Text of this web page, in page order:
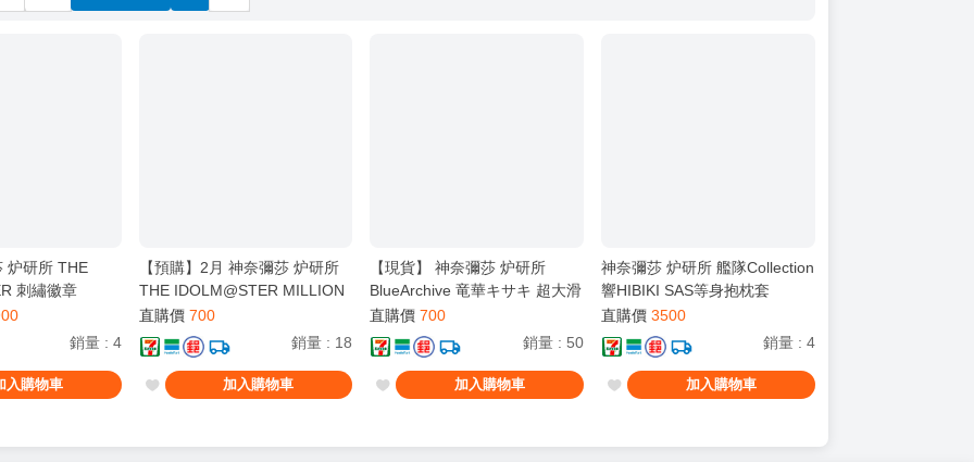
炉研所 THE
刺繡徽章
銷量 : 4
入購物車
【預購】2月 神奈彌莎 炉研所
THE IDOLM@STER MILLION
LIVE! 望月杏奈 超大滑鼠墊
直購價 700
銷量 : 18
加入購物車
【現貨】 神奈彌莎 炉研所
BlueArchive 竜華キサキ 超大滑
鼠墊
直購價 700
銷量 : 50
加入購物車
神奈彌莎 炉研所 艦隊Collection
響HIBIKI SAS等身抱枕套
直購價 3500
銷量 : 4
加入購物車